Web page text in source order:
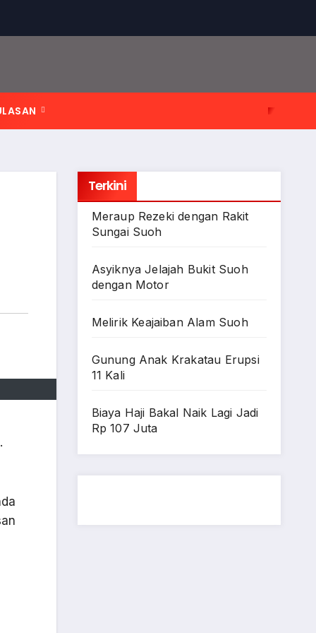
Terkini
Meraup Rezeki dengan Rakit
Sungai Suoh
Asyiknya Jelajah Bukit Suoh
dengan Motor
Melirik Keajaiban Alam Suoh
Gunung Anak Krakatau Erupsi
11 Kali
Biaya Haji Bakal Naik Lagi Jadi
Rp 107 Juta